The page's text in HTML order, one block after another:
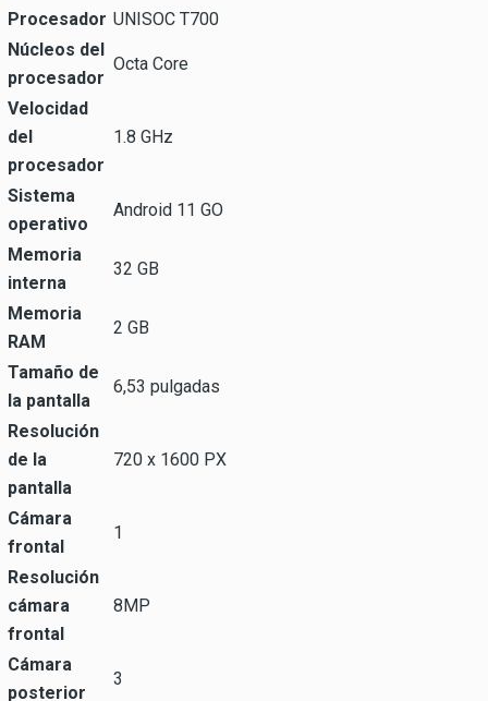
Procesador UNISOC T700
Núcleos del
procesador
Octa Core
Velocidad
del
procesador
1.8 GHz
Sistema
operativo
Android 11 GO
Memoria
interna
32 GB
Memoria
RAM
2 GB
Tamaño de
la pantalla
6,53 pulgadas
Resolución
de la
pantalla
720 x 1600 PX
Cámara
frontal
1
Resolución
cámara
frontal
8MP
Cámara
posterior
3